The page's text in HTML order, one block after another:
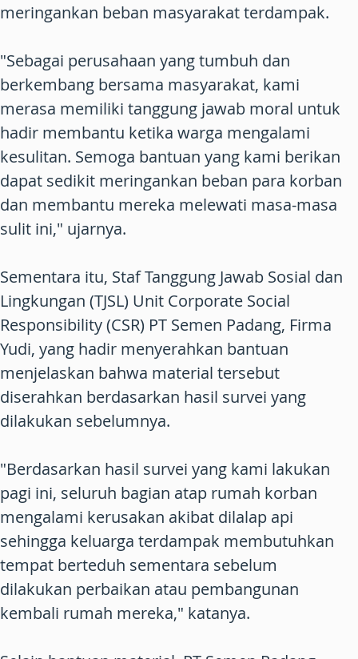
meringankan beban masyarakat terdampak.
"Sebagai perusahaan yang tumbuh dan
berkembang bersama masyarakat, kami
merasa memiliki tanggung jawab moral untuk
hadir membantu ketika warga mengalami
kesulitan. Semoga bantuan yang kami berikan
dapat sedikit meringankan beban para korban
dan membantu mereka melewati masa-masa
sulit ini," ujarnya.
Sementara itu, Staf Tanggung Jawab Sosial dan
Lingkungan (TJSL) Unit Corporate Social
Responsibility (CSR) PT Semen Padang, Firma
Yudi, yang hadir menyerahkan bantuan
menjelaskan bahwa material tersebut
diserahkan berdasarkan hasil survei yang
dilakukan sebelumnya.
"Berdasarkan hasil survei yang kami lakukan
pagi ini, seluruh bagian atap rumah korban
mengalami kerusakan akibat dilalap api
sehingga keluarga terdampak membutuhkan
tempat berteduh sementara sebelum
dilakukan perbaikan atau pembangunan
kembali rumah mereka," katanya.